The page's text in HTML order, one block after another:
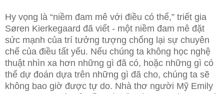
Hy vọng là “niềm đam mê với điều có thể,” triết gia
Søren Kierkegaard đã viết - một niềm đam mê đặt
sức mạnh của trí tưởng tượng chống lại sự chuyên
chế của điều tất yếu. Nếu chúng ta không học nghệ
thuật nhìn xa hơn những gì đã có, hoặc những gì có
thể dự đoán dựa trên những gì đã cho, chúng ta sẽ
không bao giờ được tự do. Nhà thơ người Mỹ Emily